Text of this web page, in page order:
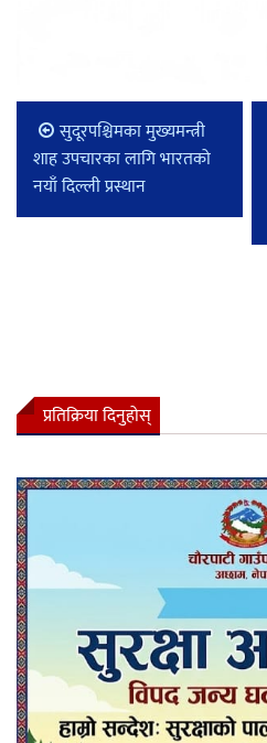
सुदूरपश्चिमका मुख्यमन्त्री
शाह उपचारका लागि भारतको
नयाँ दिल्ली प्रस्थान
प्रतिक्रिया दिनुहोस्